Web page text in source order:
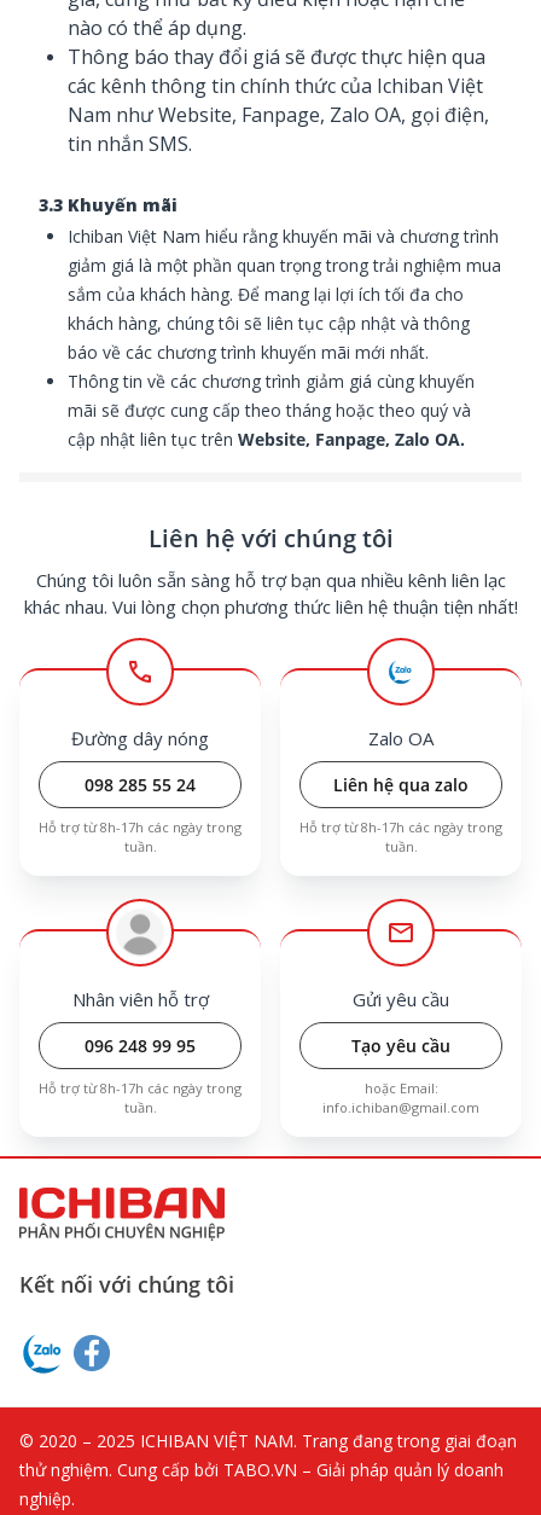
nào có thể áp dụng.
Thông báo thay đổi giá sẽ được thực hiện qua
các kênh thông tin chính thức của Ichiban Việt
Nam như Website, Fanpage, Zalo OA, gọi điện,
tin nhắn SMS.
3.3 Khuyến mãi
Ichiban Việt Nam hiểu rằng khuyến mãi và chương trình
giảm giá là một phần quan trọng trong trải nghiệm mua
sắm của khách hàng. Để mang lại lợi ích tối đa cho
khách hàng, chúng tôi sẽ liên tục cập nhật và thông
báo về các chương trình khuyến mãi mới nhất.
Thông tin về các chương trình giảm giá cùng khuyến
mãi sẽ được cung cấp theo tháng hoặc theo quý và
cập nhật liên tục trên Website, Fanpage, Zalo OA.
Liên hệ với chúng tôi
Chúng tôi luôn sẵn sàng hỗ trợ bạn qua nhiều kênh liên lạc
khác nhau. Vui lòng chọn phương thức liên hệ thuận tiện nhất!
call
Đường dây nóng
098 285 55 24
Hỗ trợ từ 8h-17h các ngày trong
tuần.
Zalo OA
Liên hệ qua zalo
Hỗ trợ từ 8h-17h các ngày trong
tuần.
Nhân viên hỗ trợ
096 248 99 95
Hỗ trợ từ 8h-17h các ngày trong
tuần.
mail
Gửi yêu cầu
Tạo yêu cầu
hoặc Email:
info.ichiban@gmail.com
Kết nối với chúng tôi
© 2020 – 2025 ICHIBAN VIỆT NAM. Trang đang trong giai đoạn
thử nghiệm. Cung cấp bởi TABO.VN – Giải pháp quản lý doanh
nghiệp.